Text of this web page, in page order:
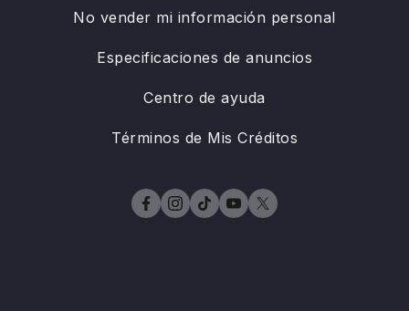
No vender mi información personal
Especificaciones de anuncios
Centro de ayuda
Términos de Mis Créditos